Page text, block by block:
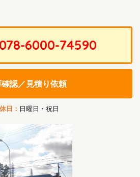
認／見積り依頼
日： 日曜日・祝日